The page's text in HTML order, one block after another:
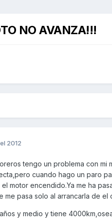
NO AVANZA!!!
2012
tengo un problema con
cuando hago un paro
motor encendido.Ya me ha
me pasa solo al arrancarla de el
y medio y tiene